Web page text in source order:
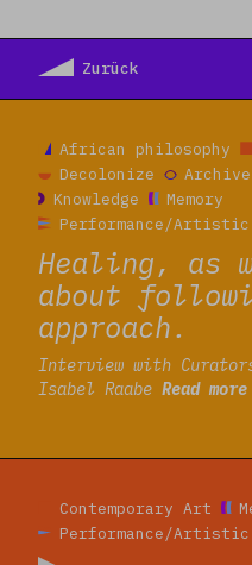
Zurück
African philosophy
Decolonize
Knowledge
Memory
Performance/
Healing, as
about
approach.
Interview with
Isabel Raabe Read more
Contemporary Art
Performance/